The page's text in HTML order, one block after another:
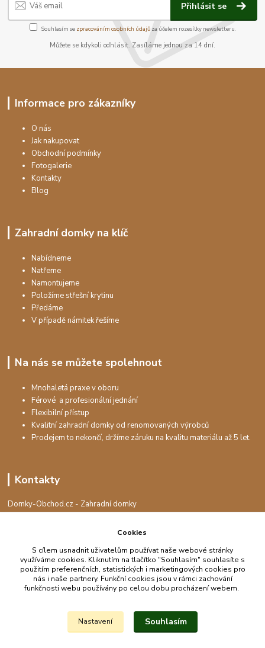
Přihlásit se
Souhlasím se zpracováním osobních údajůza účelem rozesílky newsletteru.
Můžete se kdykoli odhlásit. Zasíláme jednou za 14 dní.
Informace pro zákazníky
O nás
Jak nakupovat
Obchodní podmínky
Fotogalerie
Kontakty
Blog
Zahradní domky na klíč
Nabídneme
Natřeme
Namontujeme
Položíme střešní krytinu
Předáme
V případě námitek řešíme
Na nás se můžete spolehnout
Mnohaletá praxe v oboru
Férové a profesionální jednání
Flexibilní přístup
Kvalitní zahradní domky od renomovaných výrobců
Prodejem to nekončí, držíme záruku na kvalitu materiálu až 5 let.
Kontakty
Domky-Obchod.cz - Zahradní domky
+420 730 501 925
info@domky-obchod.cz
Upravit sběr cookies.
Cookies
S cílem usnadnit uživatelům používat naše webové stránky
využíváme cookies. Kliknutím na tlačítko "Souhlasím" souhlasíte s
použitím preferenčních, statistických i marketingových cookies pro
nás i naše partnery. Funkční cookies jsou v rámci zachování
funkčnosti webu používány po celou dobu procházení webem.
Nastavení Souhlasím